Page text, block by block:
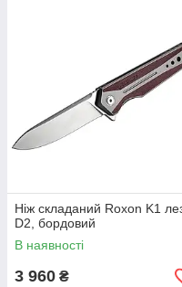
Ніж складаний Roxon K1
D2, бордовий
В наявності
3 960 ₴